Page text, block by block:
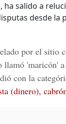
ha salido a
desde la
por el sitio
'maricón'
con la
(dinero),